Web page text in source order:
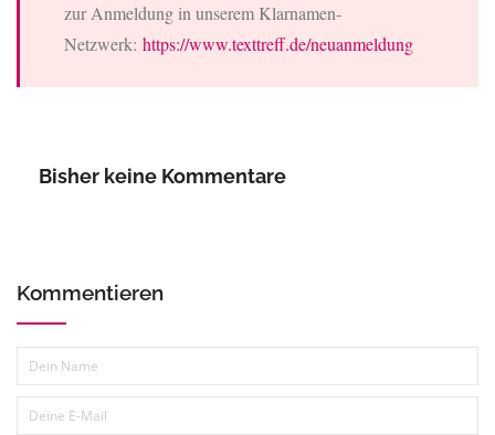
zur Anmeldung in unserem Klarnamen-
Netzwerk: https://www.texttreff.de/neuanmeldung
Bisher keine Kommentare
Kommentieren